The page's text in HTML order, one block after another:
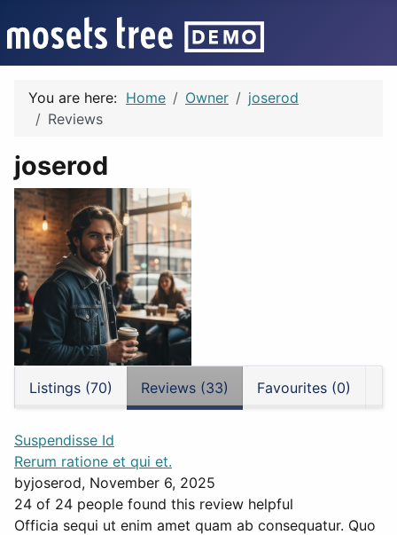
You are here: Home Owner
joserod
Reviews
joserod
Listings (70) Reviews (33) Favourites (0)
Suspendisse Id
Rerum ratione et qui et.
byjoserod, November 6, 2025
24 of 24 people found this review helpful
Officia sequi ut enim amet quam ab consequatur. Quo